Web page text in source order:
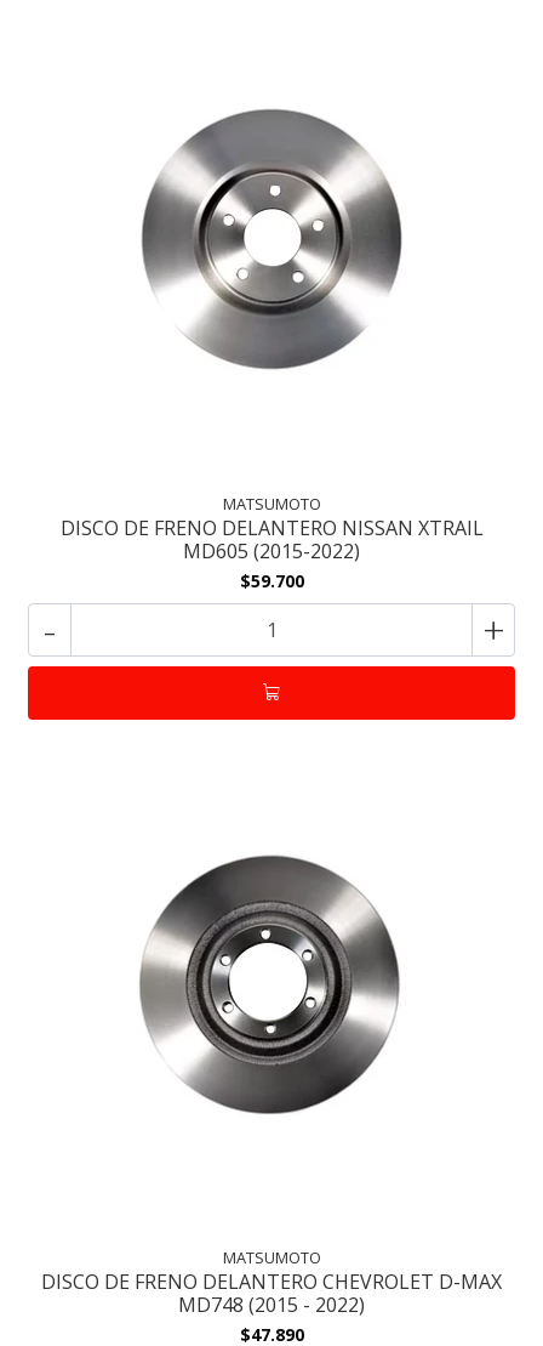
MATSUMOTO
DISCO DE FRENO DELANTERO NISSAN XTRAIL
MD605 (2015-2022)
$59.700
- +
MATSUMOTO
DISCO DE FRENO DELANTERO CHEVROLET D-MAX
MD748 (2015 - 2022)
$47.890